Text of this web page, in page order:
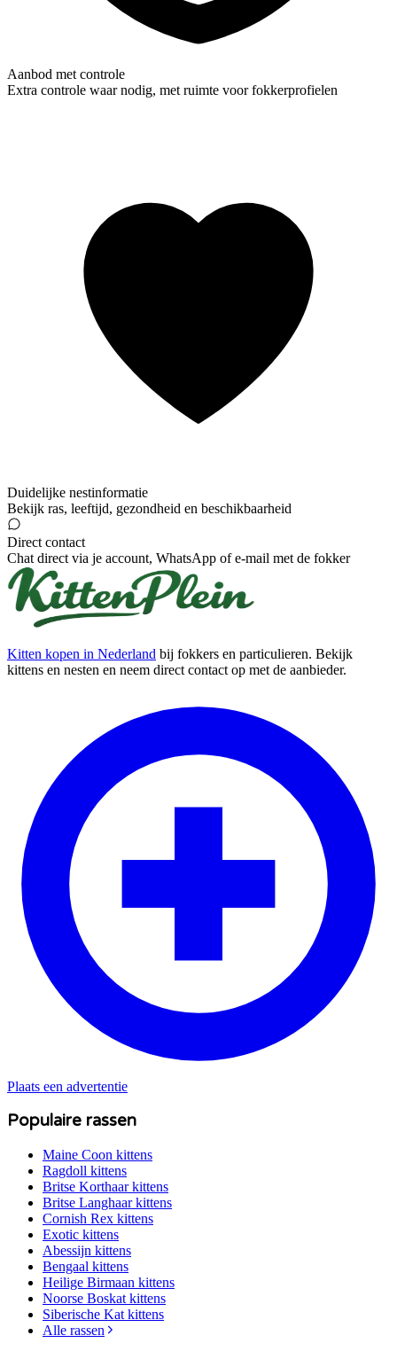
Aanbod met controle
Extra controle waar nodig, met ruimte voor fokkerprofielen
Duidelijke nestinformatie
Bekijk ras, leeftijd, gezondheid en beschikbaarheid
Direct contact
Chat direct via je account, WhatsApp of e-mail met de fokker
Kitten kopen in Nederland bij fokkers en particulieren. Bekijk
kittens en nesten en neem direct contact op met de aanbieder.
Plaats een advertentie
Populaire rassen
Maine Coon kittens
Ragdoll kittens
Britse Korthaarkittens
Britse Langhaarkittens
Cornish Rex kittens
Exotic kittens
Abessijn kittens
Bengaal kittens
Heilige Birmaan kittens
Noorse Boskat kittens
Siberische Kat kittens
Alle rassen